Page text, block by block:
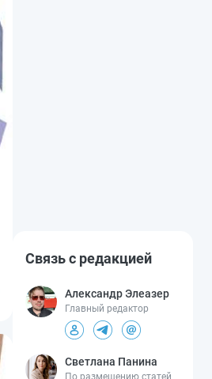
Связь с редакцией
Александр Элеазер
Главный редактор
Светлана Панина
По размещению статей